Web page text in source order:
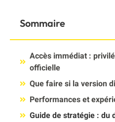
Sommaire
Accès immédiat :
officielle
Que faire si la version
Performances et
Guide de stratégie : du